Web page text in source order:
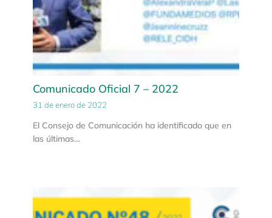
Comunicado Oficial 7 – 2022
31 de enero de 2022
El Consejo de Comunicación ha identificado que en
las últimas…